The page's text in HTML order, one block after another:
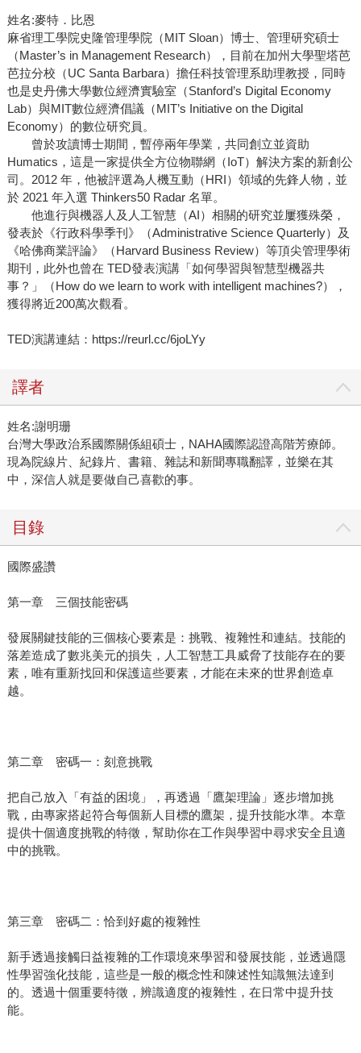
姓名:麥特．比恩
麻省理工學院史隆管理學院（MIT Sloan）博士、管理研究碩士
（Master’s in Management Research），目前在加州大學聖塔芭
芭拉分校（UC Santa Barbara）擔任科技管理系助理教授，同時
也是史丹佛大學數位經濟實驗室（Stanford’s Digital Economy
Lab）與MIT數位經濟倡議（MIT’s Initiative on the Digital
Economy）的數位研究員。
曾於攻讀博士期間，暫停兩年學業，共同創立並資助
Humatics，這是一家提供全方位物聯網（IoT）解決方案的新創公
司。2012 年，他被評選為人機互動（HRI）領域的先鋒人物，並
於 2021 年入選 Thinkers50 Radar 名單。
他進行與機器人及人工智慧（AI）相關的研究並屢獲殊榮，
發表於《行政科學季刊》（Administrative Science Quarterly）及
《哈佛商業評論》（Harvard Business Review）等頂尖管理學術
期刊，此外也曾在 TED發表演講「如何學習與智慧型機器共
事？」（How do we learn to work with intelligent machines?），
獲得將近200萬次觀看。
TED演講連結：https://reurl.cc/6joLYy
譯者
姓名:謝明珊
台灣大學政治系國際關係組碩士，NAHA國際認證高階芳療師。
現為院線片、紀錄片、書籍、雜誌和新聞專職翻譯，並樂在其
中，深信人就是要做自己喜歡的事。
目錄
國際盛讚
第一章 三個技能密碼
發展關鍵技能的三個核心要素是：挑戰、複雜性和連結。技能的
落差造成了數兆美元的損失，人工智慧工具威脅了技能存在的要
素，唯有重新找回和保護這些要素，才能在未來的世界創造卓
越。
第二章 密碼一：刻意挑戰
把自己放入「有益的困境」，再透過「鷹架理論」逐步增加挑
戰，由專家搭起符合每個新人目標的鷹架，提升技能水準。本章
提供十個適度挑戰的特徵，幫助你在工作與學習中尋求安全且適
中的挑戰。
第三章 密碼二：恰到好處的複雜性
新手透過接觸日益複雜的工作環境來學習和發展技能，並透過隱
性學習強化技能，這些是一般的概念性和陳述性知識無法達到
的。透過十個重要特徵，辨識適度的複雜性，在日常中提升技
能。